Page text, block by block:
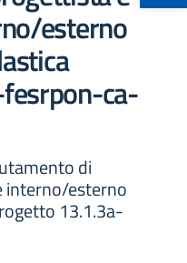
esterno
ca-
di
interno/esterno
13.1.3a-